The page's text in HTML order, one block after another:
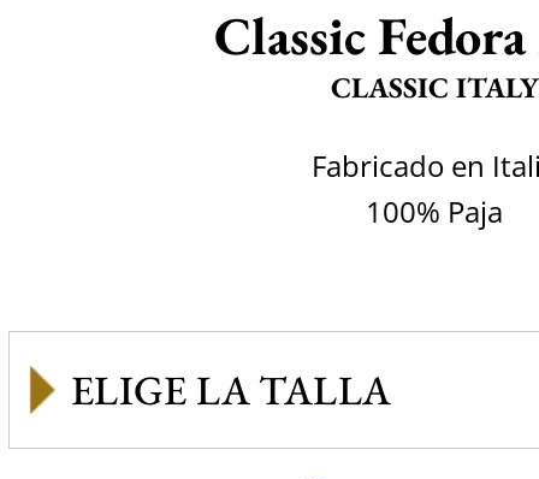
Classic
CLASSIC ITALY
Fabricado en
100% Paja